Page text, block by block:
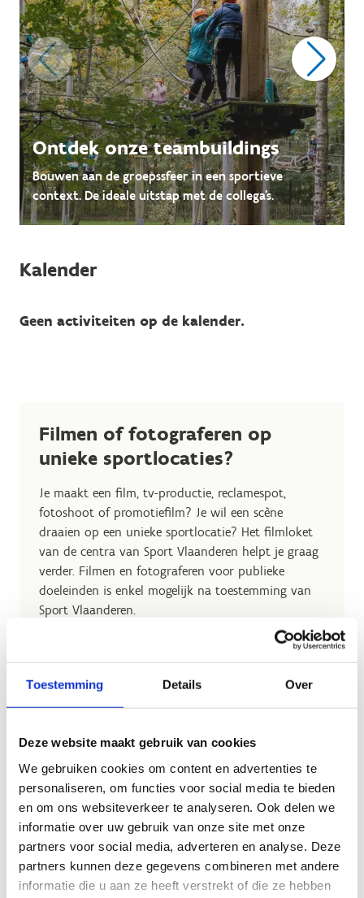
Toestemming Details Over
Deze website maakt gebruik van cookies
We gebruiken cookies om content en advertenties te
personaliseren, om functies voor social media te bieden
en om ons websiteverkeer te analyseren. Ook delen we
informatie over uw gebruik van onze site met onze
partners voor social media, adverteren en analyse. Deze
partners kunnen deze gegevens combineren met andere
informatie die u aan ze heeft verstrekt of die ze hebben
Ontdek onze teambuildings
Bouwen aan de groepssfeer in een sportieve
context. De ideale uitstap met de collega's.
Kalender
Geen activiteiten op de kalender.
Filmen of fotograferen op
unieke sportlocaties?
Je maakt een film, tv-productie, reclamespot,
fotoshoot of promotiefilm? Je wil een scène
draaien op een unieke sportlocatie? Het filmloket
van de centra van Sport Vlaanderen helpt je graag
verder. Filmen en fotograferen voor publieke
doeleinden is enkel mogelijk na toestemming van
Sport Vlaanderen.